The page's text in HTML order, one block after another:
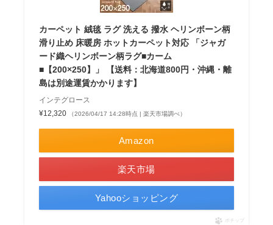
カーペット 絨毯 ラグ 洗える 撥水 ヘリンボーン柄
滑り止め 床暖房 ホットカーペット対応 「ジャガ
ード織ヘリンボーン柄ラグ■カーム
■【200×250】」 【送料：北海道800円・沖縄・離
島は別途運賃かかります】
インテグロース
¥12,320
（2026/04/17 14:28時点 | 楽天市場調べ）
Amazon
楽天市場
Yahooショッピング
ポチップ